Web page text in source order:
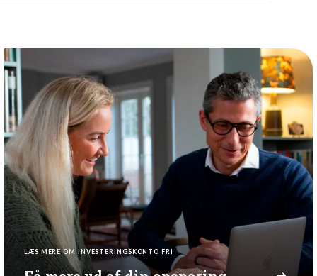
LÆS MERE OM INVESTERINGSKONTO FRI